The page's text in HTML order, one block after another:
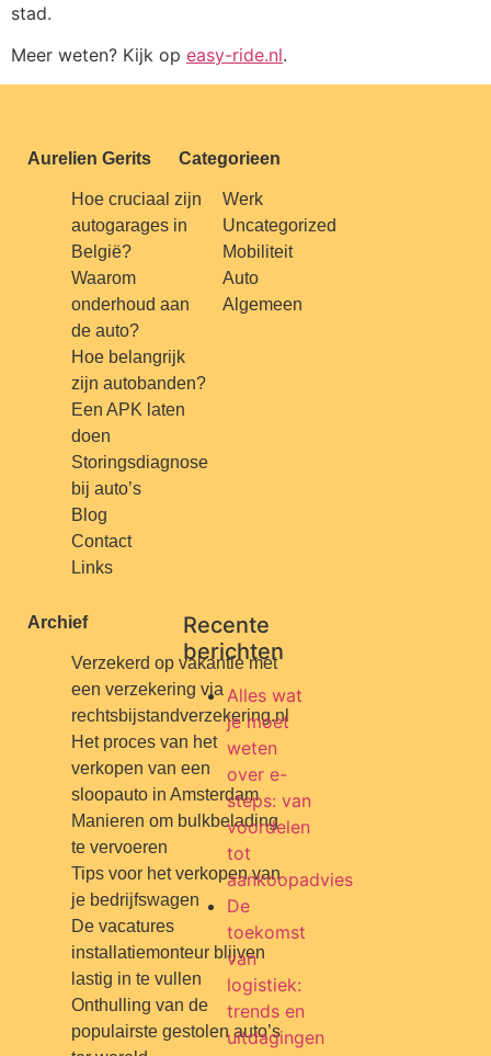
stad.
Meer weten? Kijk op easy-ride.nl.
Aurelien Gerits
Hoe cruciaal zijn
autogarages in
België?
Waarom
onderhoud aan
de auto?
Hoe belangrijk
zijn autobanden?
Een APK laten
doen
Storingsdiagnose
bij auto’s
Blog
Contact
Links
Categorieen
Werk
Uncategorized
Mobiliteit
Auto
Algemeen
Archief
Verzekerd op vakantie met
een verzekering via
rechtsbijstandverzekering.nl
Het proces van het
verkopen van een
sloopauto in Amsterdam
Manieren om bulkbelading
te vervoeren
Tips voor het verkopen van
je bedrijfswagen
De vacatures
installatiemonteur blijven
lastig in te vullen
Onthulling van de
populairste gestolen auto’s
Recente
berichten
Alles wat
je moet
weten
over e-
steps: van
voordelen
tot
aankoopadvies
De
toekomst
van
logistiek:
trends en
uitdagingen